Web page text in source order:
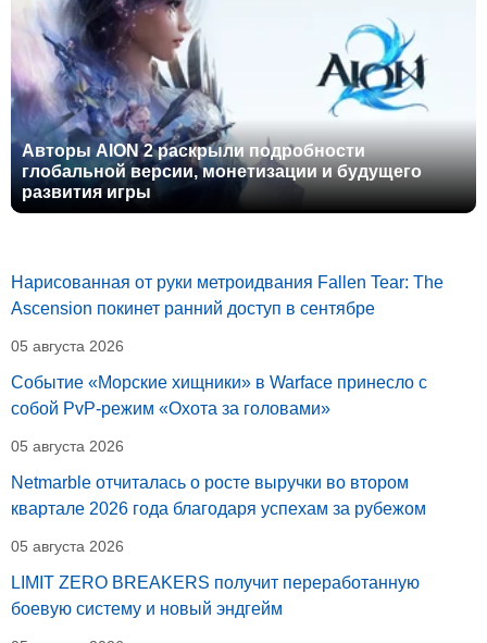
Авторы AION 2 раскрыли подробности
глобальной версии, монетизации и будущего
развития игры
Нарисованная от руки метроидвания Fallen Tear: The
Ascension покинет ранний доступ в сентябре
05 августа 2026
Событие «Морские хищники» в Warface принесло с
собой PvP-режим «Охота за головами»
05 августа 2026
Netmarble отчиталась о росте выручки во втором
квартале 2026 года благодаря успехам за рубежом
05 августа 2026
LIMIT ZERO BREAKERS получит переработанную
боевую систему и новый эндгейм